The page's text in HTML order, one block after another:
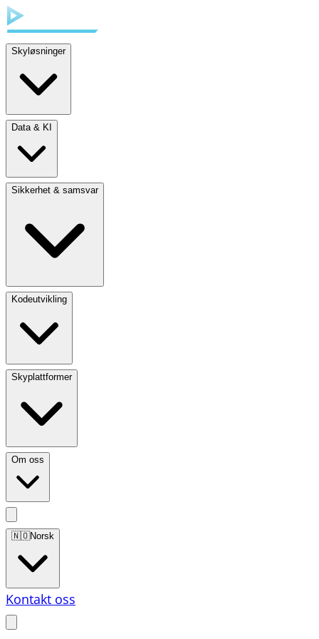
Skyløsninger
Data & KI
Sikkerhet & samsvar
Kodeutvikling
Skyplattformer
Om oss
🇳🇴Norsk
Kontakt oss